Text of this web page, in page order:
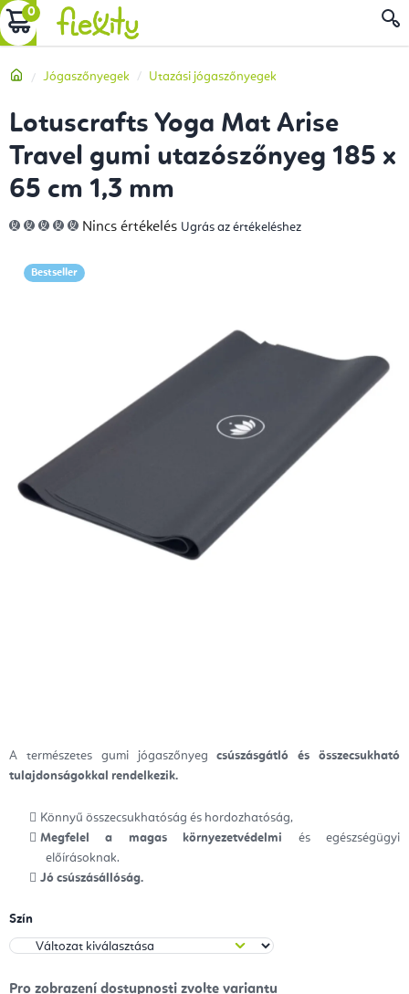
Ugrás
a
tartalomhoz
KOSÁR
Kezdőlap
Jógaszőnyegek Utazási jógaszőnyegek
A természetes gumi jógaszőnyegcsúszásgátló és összecsukható
tulajdonságokkal rendelkezik.
Könnyű összecsukhatóság és hordozhatóság,
Megfelel a magas környezetvédelmi és egészségügyi
előírásoknak.
Jó csúszásállóság.
Szín
Lotuscrafts Yoga Mat Arise
Travel gumi utazószőnyeg 185 x
65 cm 1,3 mm
A
termék
5-
ből
Nincs értékelés Ugrás az értékeléshez
Bestseller